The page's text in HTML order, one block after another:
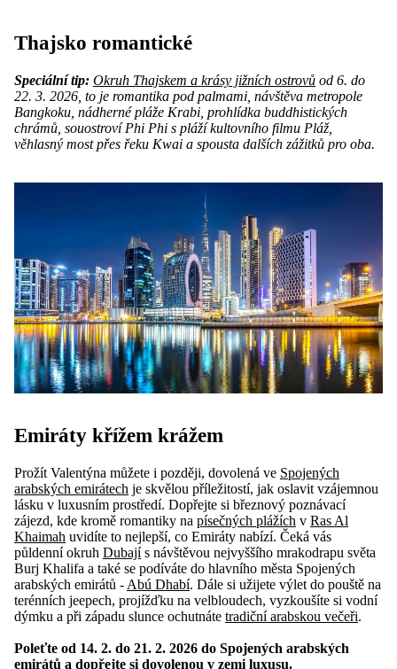
Thajsko romantické
Speciální tip: Okruh Thajskem a krásy jižních ostrovů od 6. do
22. 3. 2026, to je romantika pod palmami, návštěva metropole
Bangkoku, nádherné pláže Krabi, prohlídka buddhistických
chrámů, souostroví Phi Phi s pláží kultovního filmu Pláž,
věhlasný most přes řeku Kwai a spousta dalších zážitků pro oba.
Emiráty křížem krážem
Prožít Valentýna můžete i později, dovolená ve Spojených
arabských emirátech je skvělou příležitostí, jak oslavit vzájemnou
lásku v luxusním prostředí. Dopřejte si březnový poznávací
zájezd, kde kromě romantiky na písečných plážích v Ras Al
Khaimah uvidíte to nejlepší, co Emiráty nabízí. Čeká vás
půldenní okruh Dubajís návštěvou nejvyššího mrakodrapu světa
Burj Khalifa a také se podíváte do hlavního města Spojených
arabských emirátů - Abú Dhabí. Dále si užijete výlet do pouště na
terénních jeepech, projížďku na velbloudech, vyzkoušíte si vodní
dýmku a při západu slunce ochutnáte tradiční arabskou večeři.
Poleťte od 14. 2. do 21. 2. 2026 do Spojených arabských
emirátů a dopřejte si dovolenou v zemi luxusu.